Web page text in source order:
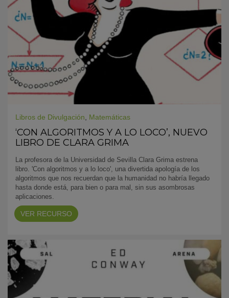
Libros de Divulgación Matemáticas
‘CON ALGORITMOS Y A LO LOCO’, NUEVO
LIBRO DE CLARA GRIMA
La profesora de la Universidad de Sevilla Clara Grima estrena
libro. 'Con algoritmos y a lo loco', una divertida apología de los
algoritmos que nos recuerdan que la humanidad no habría llegado
hasta donde está, para bien o para mal, sin sus asombrosas
aplicaciones.
VER RECURSO